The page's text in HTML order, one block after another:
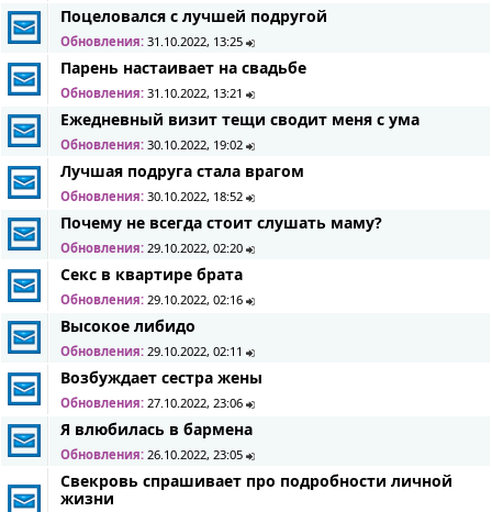
Поцеловался с лучшей подругой
Обновления: 31.10.2022, 13:25
Парень настаивает на свадьбе
Обновления: 31.10.2022, 13:21
Ежедневный визит тещи сводит меня с ума
Обновления: 30.10.2022, 19:02
Лучшая подруга стала врагом
Обновления: 30.10.2022, 18:52
Почему не всегда стоит слушать маму?
Обновления: 29.10.2022, 02:20
Секс в квартире брата
Обновления: 29.10.2022, 02:16
Высокое либидо
Обновления: 29.10.2022, 02:11
Возбуждает сестра жены
Обновления: 27.10.2022, 23:06
Я влюбилась в бармена
Обновления: 26.10.2022, 23:05
Свекровь спрашивает про подробности личной
жизни